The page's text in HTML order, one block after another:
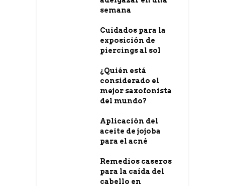
semana
Cuidados para la
exposición de
piercings al sol
¿Quién está
considerado el
mejor saxofonista
del mundo?
Aplicación del
aceite de jojoba
para el acné
Remedios caseros
para la caída del
cabello en